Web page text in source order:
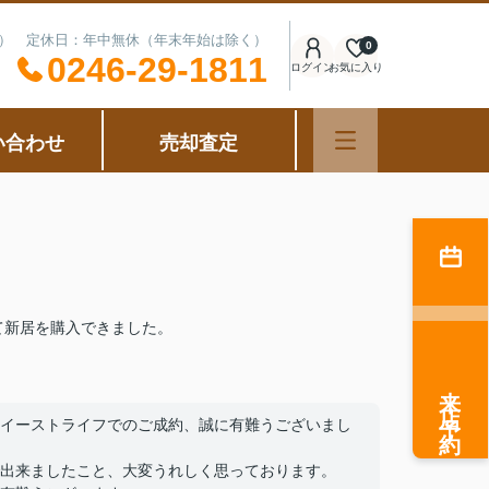
定休日：年中無休（年末年始は除く）
0246-29-1811 ログインお気に入り
0
合わせ 売却査定
居を購入できました。
ーストライフでのご成約、誠に有難うございまし
来ましたこと、大変うれしく思っております。
来店予約